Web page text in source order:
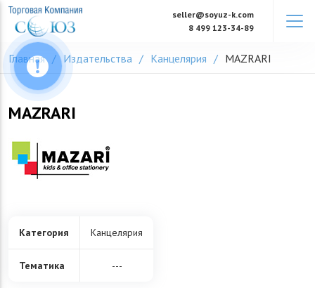
Skip
content
seller@soyuz-k.com
8 499 123-34-89
Главная Издательства Канцелярия MAZRARI
MAZRARI
Категория Канцелярия
Тематика ---